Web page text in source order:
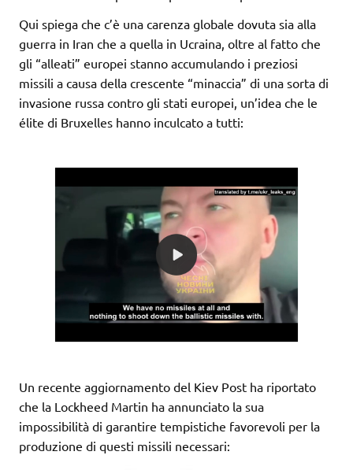
Qui spiega che c’è una carenza globale dovuta sia alla
guerra in Iran che a quella in Ucraina, oltre al fatto che
gli “alleati” europei stanno accumulando i preziosi
missili a causa della crescente “minaccia” di una sorta di
invasione russa contro gli stati europei, un’idea che le
élite di Bruxelles hanno inculcato a tutti:
Un recente aggiornamento del Kiev Post ha riportato
che la Lockheed Martin ha annunciato la sua
impossibilità di garantire tempistiche favorevoli per la
produzione di questi missili necessari: